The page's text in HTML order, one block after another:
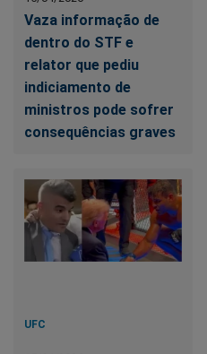
Vaza informação de
dentro do STF e
relator que pediu
indiciamento de
ministros pode sofrer
consequências graves
UFC